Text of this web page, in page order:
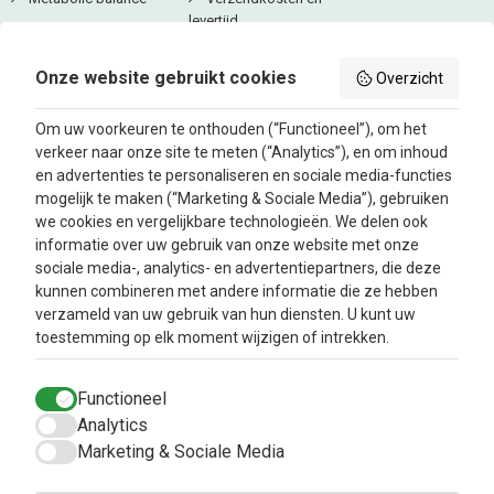
blokjes en andere geurproducten.
Bepaal eerst waar en wanneer je de cones wilt gebruiken: bijvoorbeeld ’s
geurprofiel en de intensiteit die je prettig vindt, en of je graag afwisselt
tussen verschillende geuren.
Door te kiezen op basis van gebruiksmoment en geurvoorkeur vind je
eenvoudig wierook cones die prettig in gebruik zijn en goed passen
binnen jouw dagelijkse routine.
levertijd
Betaalmethodes
Algemene
voorwaarden
Retourbeleid en
Inloggen
Contacteer ons
Onze website gebruikt cookies Overzicht
Om uw voorkeuren te onthouden (“Functioneel”), om het
verkeer naar onze site te meten (“Analytics”), en om inhoud
en advertenties te personaliseren en sociale media-functies
mogelijk te maken (“Marketing & Sociale Media”), gebruiken
we cookies en vergelijkbare technologieën. We delen ook
informatie over uw gebruik van onze website met onze
sociale media-, analytics- en advertentiepartners, die deze
kunnen combineren met andere informatie die ze hebben
verzameld van uw gebruik van hun diensten. U kunt uw
toestemming op elk moment wijzigen of intrekken.
Functioneel
Analytics
Marketing & Sociale Media